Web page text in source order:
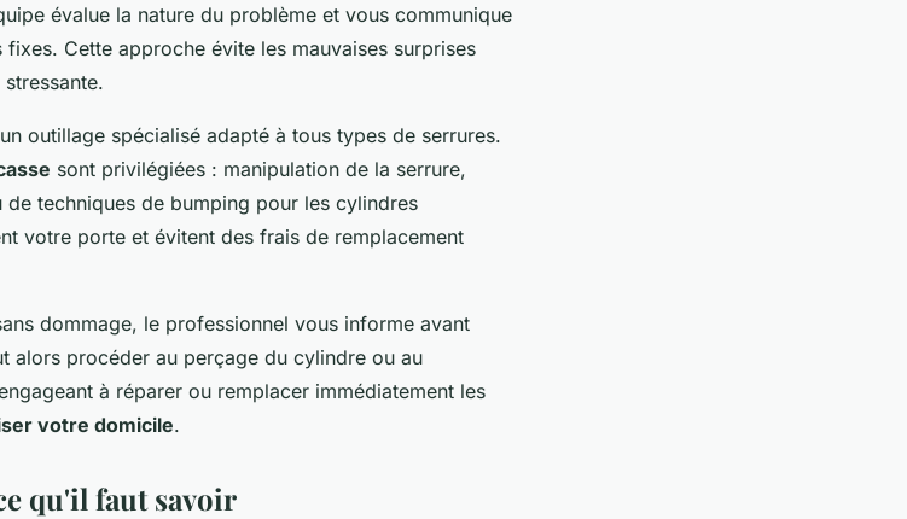
évalue la nature du problème et vous communique
Cette approche évite les mauvaises surprises
outillage spécialisé adapté à tous types de serrures.
sont privilégiées : manipulation de la serrure,
techniques de bumping pour les cylindres
votre porte et évitent des frais de remplacement
dommage, le professionnel vous informe avant
alors procéder au perçage du cylindre ou au
à réparer ou remplacer immédiatement les
votre domicile.
qu'il faut savoir